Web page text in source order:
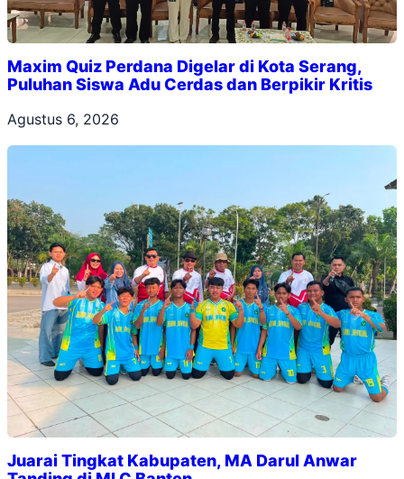
Maxim Quiz Perdana Digelar di Kota Serang,
Puluhan Siswa Adu Cerdas dan Berpikir Kritis
Agustus 6, 2026
Juarai Tingkat Kabupaten, MA Darul Anwar